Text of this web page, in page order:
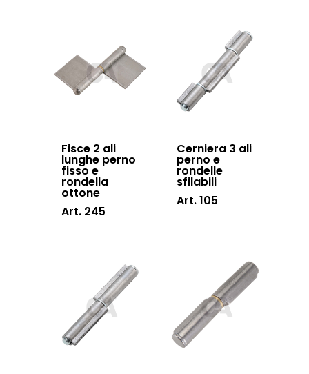
Fisce 2 ali
lunghe perno
fisso e
rondella
ottone
Art. 245
Cerniera 3 ali
perno e
rondelle
sfilabili
Art. 105
Accessori
scorrevoli
Accessori
sospesi
accessories
Sistemi di
Hardware
Certificazioni
Lavora con noi
Contatti